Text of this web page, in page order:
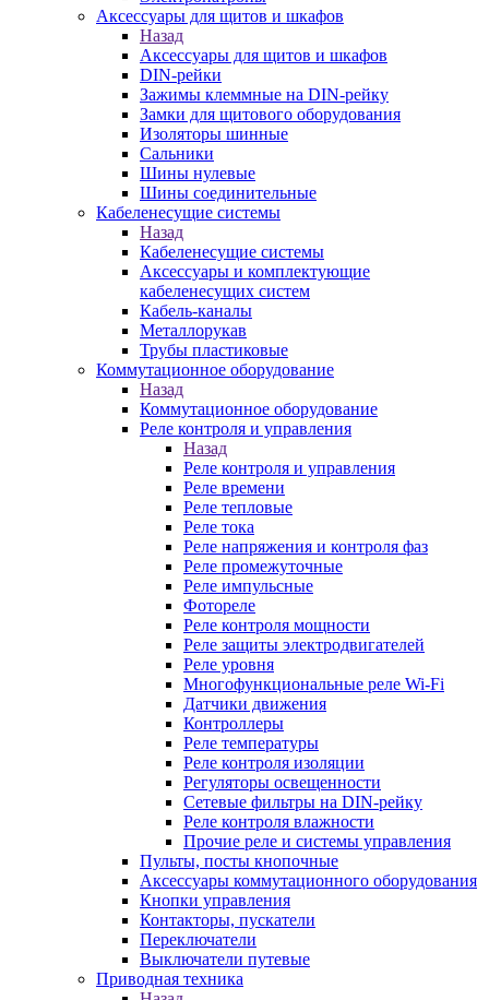
Аксессуары для щитов и шкафов
Назад
Аксессуары для щитов и шкафов
DIN-рейки
Зажимы клеммные на DIN-рейку
Замки для щитового оборудования
Изоляторы шинные
Сальники
Шины нулевые
Шины соединительные
Кабеленесущие системы
Назад
Кабеленесущие системы
Аксессуары и комплектующие
кабеленесущих систем
Кабель-каналы
Металлорукав
Трубы пластиковые
Коммутационное оборудование
Назад
Коммутационное оборудование
Реле контроля и управления
Назад
Реле контроля и управления
Реле времени
Реле тепловые
Реле тока
Реле напряжения и контроля фаз
Реле промежуточные
Реле импульсные
Фотореле
Реле контроля мощности
Реле защиты электродвигателей
Реле уровня
Многофункциональные реле Wi-Fi
Датчики движения
Контроллеры
Реле температуры
Реле контроля изоляции
Регуляторы освещенности
Сетевые фильтры на DIN-рейку
Реле контроля влажности
Прочие реле и системы управления
Пульты, посты кнопочные
Аксессуары коммутационного оборудования
Кнопки управления
Контакторы, пускатели
Переключатели
Выключатели путевые
Приводная техника